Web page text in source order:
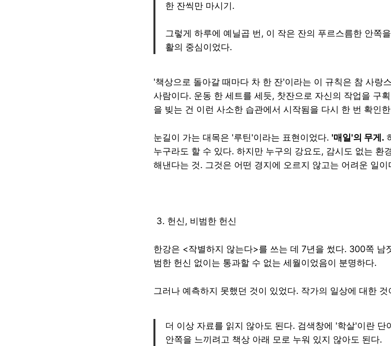
한 잔씩만 마시기.
그렇게 하루에 예닐곱 번, 이 작은 잔의 푸르스름한 안쪽
활의 중심이었다.
'책상으로 돌아갈 때마다 차 한 잔'이라는 이 규칙은 참 사랑
사람이다. 운동 한 세트를 세듯, 찻잔으로 자신의 작업을 구
을 빚는 건 이런 사소한 습관에서 시작됨을 다시 한 번 확인
눈길이 가는 대목은 '루틴'이라는 표현이었다. '매일'의 무게.
누구라도 할 수 있다. 하지만 누구의 강요도, 감시도 없는 환
해낸다는 것. 그것은 어떤 경지에 오르지 않고는 어려운 일이
헌신, 비범한 헌신
한강은 <작별하지 않는다>를 쓰는 데 7년을 썼다. 300쪽 남
범한 헌신 없이는 통과할 수 없는 세월이었음이 분명하다.
그러나 예측하지 못했던 것이 있었다. 작가의 일상에 대한 것
더 이상 자료를 읽지 않아도 된다. 검색창에 '학살'이란 단
안쪽을 느끼려고 책상 아래 모로 누워 있지 않아도 된다.